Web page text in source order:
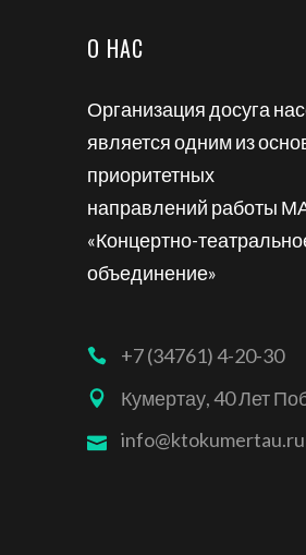
О НАС
Организация досуга
является одним из
приоритетных
направлений работы
«Концертно-
объединение»
+7 (34761) 4-20-30
Кумертау, 40 Лет
info@ktokumertau.ru